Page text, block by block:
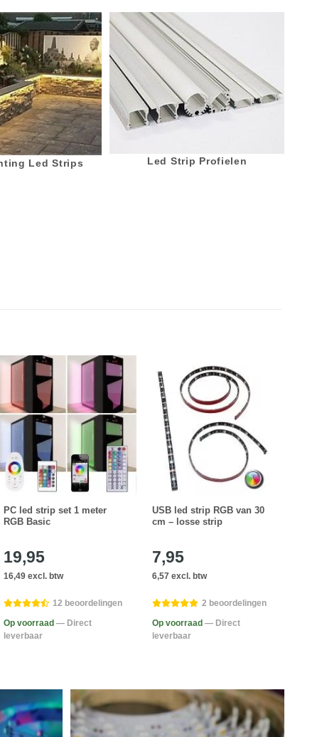
Led Strips Led Strip Profielen
PC led strip set 1 meter
RGB Basic
19,95
16,49 excl. btw
12 beoordelingen
Op voorraad — Direct
leverbaar
USB led strip RGB van 30
cm – losse strip
7,95
6,57 excl. btw
2 beoordelingen
Op voorraad — Direct
leverbaar